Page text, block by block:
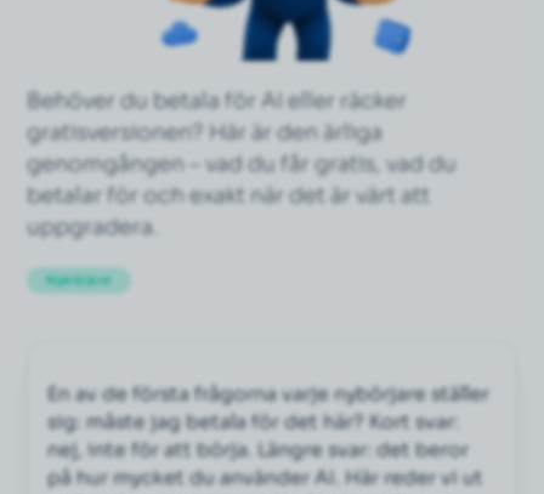
Behöver du betala för AI eller räcker
gratisversionen? Här är den ärliga
genomgången – vad du får gratis, vad du
betalar för och exakt när det är värt att
uppgradera.
Nybörjare
En av de första frågorna varje nybörjare ställer
sig: måste jag betala för det här? Kort svar:
nej, inte för att börja. Längre svar: det beror
på hur mycket du använder AI. Här reder vi ut